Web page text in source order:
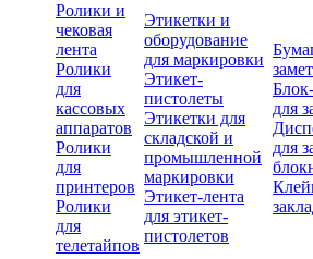
Ролики и
чековая
лента
Ролики
для
кассовых
аппаратов
Ролики
для
принтеров
Ролики
для
телетайпов
Этикетки и
оборудование
для маркировки
Этикет-
пистолеты
Этикетки для
складской и
промышленной
маркировки
Этикет-лента
для этикет-
пистолетов
для
для